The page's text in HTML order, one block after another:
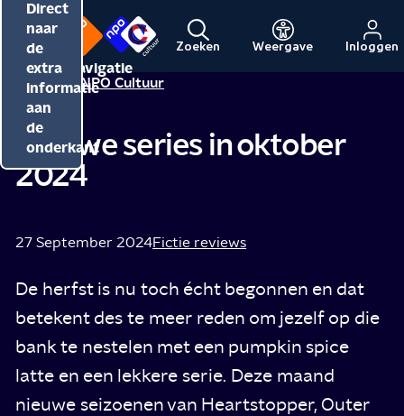
Direct
naar
de
inhoud
Direct
naar
de
hoofdnavigatie
Direct
naar
de
extra
informatie
aan
de
onderkant
Menu
Naar
de
NPO
Naar
de
NPO
Zoeken Weergave Inloggen
Redactie NPO Cultuur
Nieuwe series in oktober
2024
27 September 2024Fictie reviews
De herfst is nu toch écht begonnen en dat
betekent des te meer reden om jezelf op die
bank te nestelen met een pumpkin spice
latte en een lekkere serie. Deze maand
nieuwe seizoenen van Heartstopper, Outer